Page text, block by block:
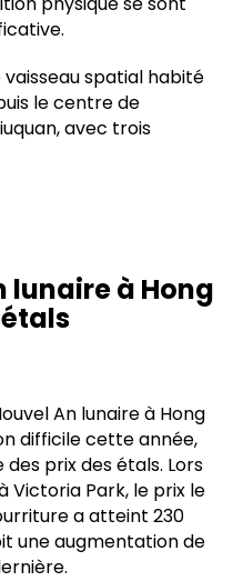
spatial habité
le centre de
avec trois
lunaire à Hong
An lunaire à Hong
difficile cette année,
prix des étals. Lors
Victoria Park, le prix le
a atteint 230
une augmentation de